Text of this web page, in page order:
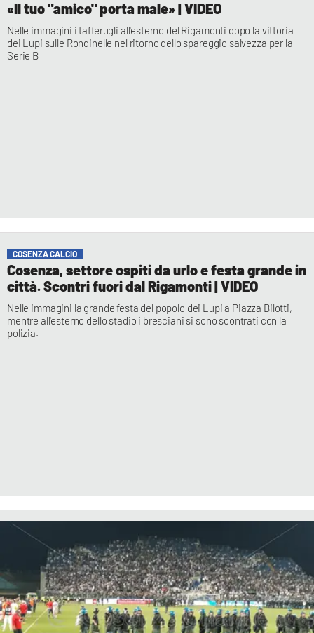
COSENZACHANNEL.IT
ILVIBONESE.IT
CATANZAROCHANNEL.IT
«Il tuo "amico" porta male» | VIDEO
Nelle immagini i tafferugli all'esterno del Rigamonti dopo la vittoria
dei Lupi sulle Rondinelle nel ritorno dello spareggio salvezza per la
Serie B
COSENZA CALCIO
Cosenza, settore ospiti da urlo e festa grande in
città. Scontri fuori dal Rigamonti | VIDEO
Nelle immagini la grande festa del popolo dei Lupi a Piazza Bilotti,
mentre all'esterno dello stadio i bresciani si sono scontrati con la
polizia.